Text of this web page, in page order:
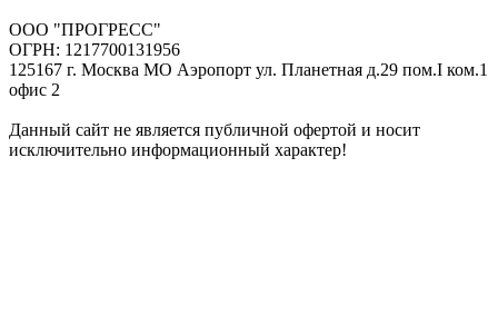
ООО "ПРОГРЕСС"
ОГРН: 1217700131956
125167 г. Москва МО Аэропорт ул. Планетная д.29 пом.I ком.1
офис 2
Данный сайт не является публичной офертой и носит
исключительно информационный характер!